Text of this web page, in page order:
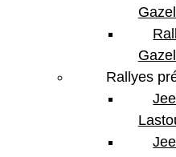
Informations
Our universal Brake Line
line for safe tire clearance
secure mounting eliminates
brake line and/or ABS/wheel
Rallyes